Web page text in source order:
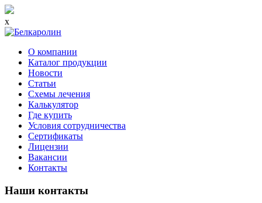
x
О компании
Каталог продукции
Новости
Статьи
Схемы лечения
Калькулятор
Где купить
Условия сотрудничества
Сертификаты
Лицензии
Вакансии
Контакты
Наши контакты